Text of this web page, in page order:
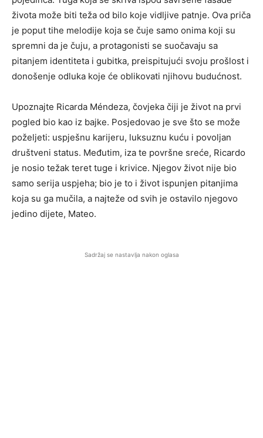
života može biti teža od bilo koje vidljive patnje. Ova priča
je poput tihe melodije koja se čuje samo onima koji su
spremni da je čuju, a protagonisti se suočavaju sa
pitanjem identiteta i gubitka, preispitujući svoju prošlost i
donošenje odluka koje će oblikovati njihovu budućnost.
Upoznajte Ricarda Méndeza, čovjeka čiji je život na prvi
pogled bio kao iz bajke. Posjedovao je sve što se može
poželjeti: uspješnu karijeru, luksuznu kuću i povoljan
društveni status. Međutim, iza te površne sreće, Ricardo
je nosio težak teret tuge i krivice. Njegov život nije bio
samo serija uspjeha; bio je to i život ispunjen pitanjima
koja su ga mučila, a najteže od svih je ostavilo njegovo
jedino dijete, Mateo.
Sadržaj se nastavlja nakon oglasa